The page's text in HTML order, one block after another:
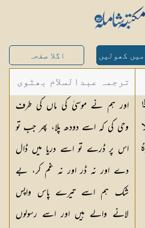
کھولیں اگلا صفحہ
ترجمہ عبدالسلام بھٹوی
- عبدالسلام بن محمد
اور ہم نے موسیٰ کی ماں کی طرف
وحی کی کہ اسے دودھ پلا، پھر جب تو
اس پر ڈرے تو اسے دریا میں ڈال
دے اور نہ ڈر اور نہ غم کر، بے
شک ہم اسے تیرے پاس واپس
لانے والے ہیں اور اسے رسولوں